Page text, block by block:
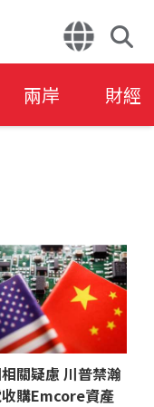
兩岸 財經
關疑慮 川普禁瀚
購Emcore資產